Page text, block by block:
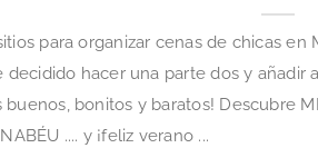
para organizar cenas de chicas
decidido hacer una parte dos y
bonitos y baratos! Descubre
.... y ¡feliz verano ...